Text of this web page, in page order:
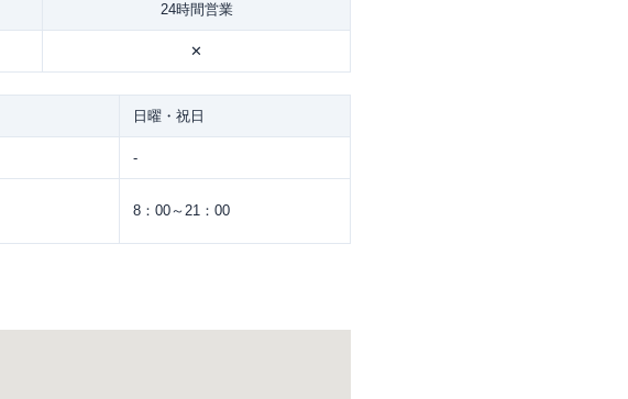
24時間営業
✕
日曜・祝日
-
8：00～21：00